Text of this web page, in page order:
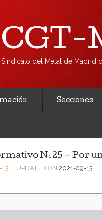
CGT-
Sindicato del Metal de Madrid
Secciones
Nº25 – Por
UPDATED ON 2021-09-13